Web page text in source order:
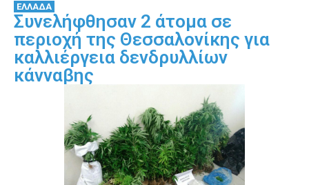
ΕΛΛΑΔΑ
Συνελήφθησαν 2 άτομα σε
περιοχή της Θεσσαλονίκης για
καλλιέργεια δενδρυλλίων
κάνναβης